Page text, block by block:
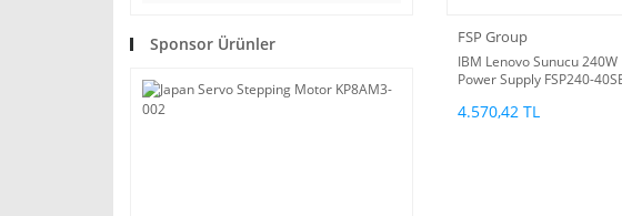
Sponsor Ürünler FSP Group
IBM Lenovo Sunucu 240W
Power Supply FSP240-
4.570,42 TL